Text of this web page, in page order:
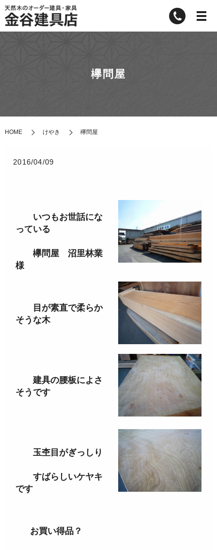
欅問屋
HOME けやき 欅問屋
2016/04/09
いつもお世話にな
っている
欅問屋 沼里林業
様
目が素直で柔らか
そうな木
建具の腰板によさ
そうです
玉杢目がぎっしり
すばらしいケヤキ
です
お買い得品？